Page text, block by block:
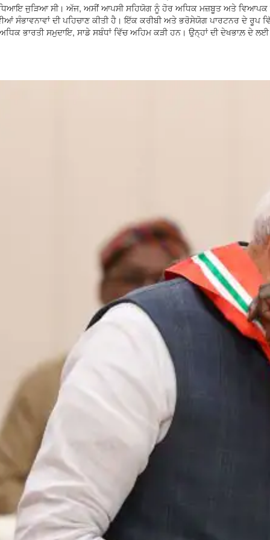
ਜੁੜਿਆ ਸੀ। ਅੱਜ, ਅਸੀਂ ਆਪਸੀ ਸਹਿਯੋਗ ਨੂੰ ਹੋਰ ਅਧਿਕ ਮਜ਼ਬੂਤ ਅਤੇ ਵਿਆਪਕ
ਸੰਭਾਵਨਾਵਾਂ ਦੀ ਪਹਿਚਾਣ ਕੀਤੀ ਹੈ। ਇੱਕ ਕਰੀਬੀ ਅਤੇ ਭਰੋਸੇਯੋਗ ਪਾਰਟਨਰ ਦੇ ਰੂਪ
ਭਾਰਤੀ ਸਮੁਦਾਇ, ਸਾਡੇ ਸਬੰਧਾਂ ਵਿੱਚ ਅਹਿਮ ਕੜੀ ਹਨ। ਉਨ੍ਹਾਂ ਦੀ ਦੇਖਭਾਲ਼ ਦੇ